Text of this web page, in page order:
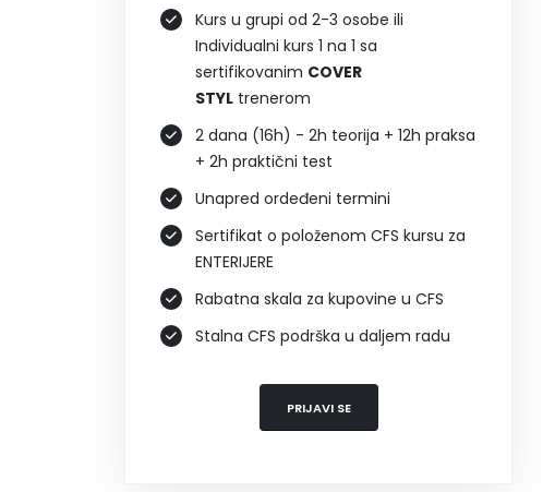
Kurs u grupi od 2-3 osobe ili
Individualni kurs 1 na 1 sa
sertifikovanim COVER
STYL trenerom
2 dana (16h) - 2h teorija + 12h praksa
+ 2h praktični test
Unapred ordeđeni termini
Sertifikat o položenom CFS kursu za
ENTERIJERE
Rabatna skala za kupovine u CFS
Stalna CFS podrška u daljem radu
PRIJAVI SE